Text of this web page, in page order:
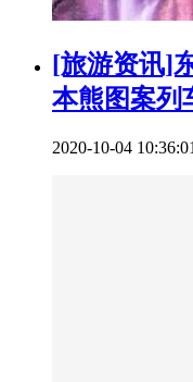
[旅游资讯]
本熊图案列
2020-10-04 10:36:01